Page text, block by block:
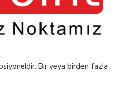
Bir veya birden fazla